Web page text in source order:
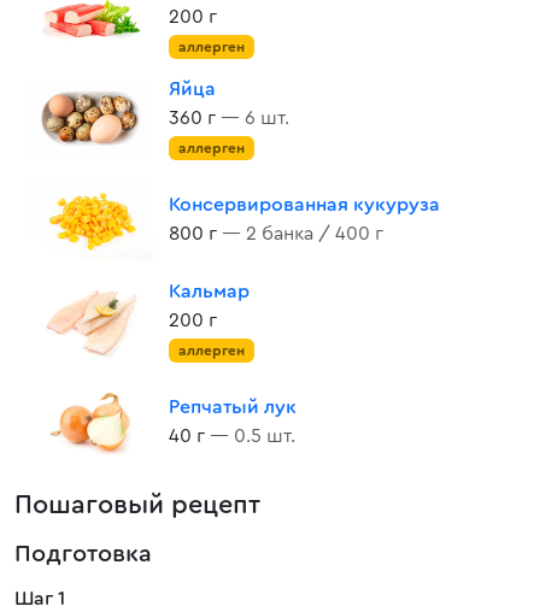
200 г
аллерген
Яйца
360 г — 6 шт.
аллерген
Консервированная кукуруза
800 г — 2 банка / 400 г
Кальмар
200 г
аллерген
Репчатый лук
40 г — 0.5 шт.
Пошаговый рецепт
Подготовка
Шаг 1